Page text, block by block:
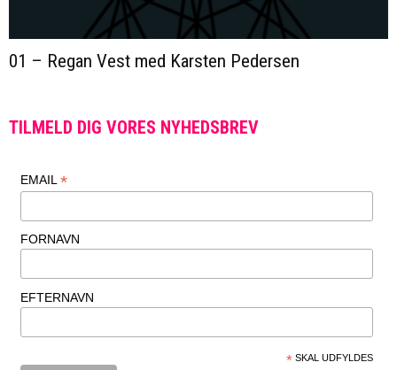
01 – Regan Vest med Karsten Pedersen
TILMELD DIG VORES NYHEDSBREV
EMAIL *
FORNAVN
EFTERNAVN
* SKAL UDFYLDES